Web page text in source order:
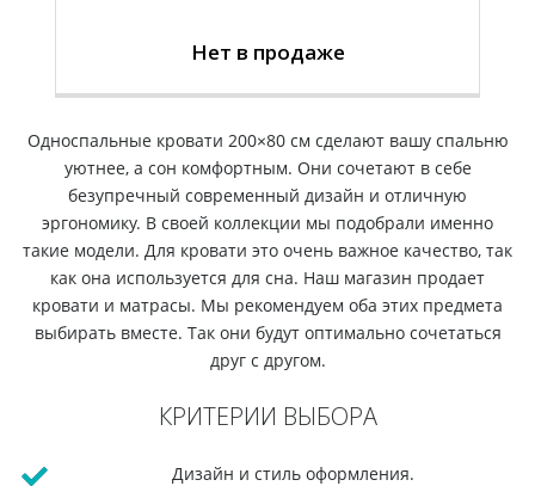
характеристиками Вашего монитора, цвет или
оттенок изделия на фотографии может
незначительно отличаться от реального.
Нет в продаже
Односпальные кровати 200×80 см сделают вашу спальню
уютнее, а сон комфортным. Они сочетают в себе
безупречный современный дизайн и отличную
эргономику. В своей коллекции мы подобрали именно
такие модели. Для кровати это очень важное качество, так
как она используется для сна. Наш магазин продает
кровати и матрасы. Мы рекомендуем оба этих предмета
выбирать вместе. Так они будут оптимально сочетаться
друг с другом.
КРИТЕРИИ ВЫБОРА
Дизайн и стиль оформления.